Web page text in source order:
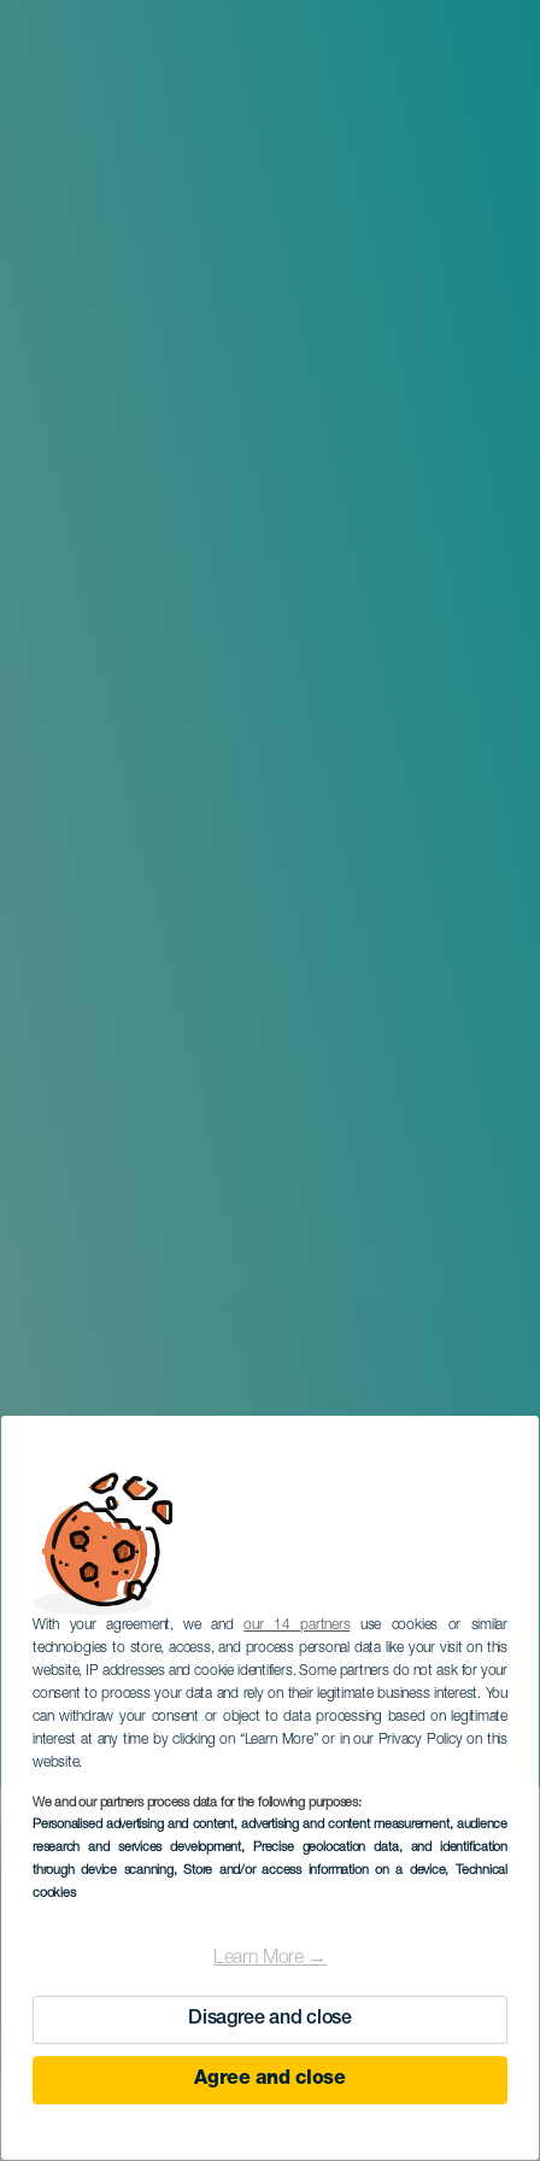
With your agreement, we andour 14 partnersuse cookies or similar
technologies to store, access, and process personal data like your visit on this
website, IP addresses and cookie identifiers. Some partners do not ask for your
consent to process your data and rely on their legitimate business interest. You
can withdraw your consent or object to data processing based on legitimate
interest at any time by clicking on “Learn More” or in our Privacy Policy on this
website.
We and our partners process data for the following purposes:
Personalised advertising and content, advertising and content measurement, audience
research and services development, Precise geolocation data, and identification
through device scanning, Store and/or access information on a device, Technical
cookies
Learn More →
Disagree and close
Agree and close
Legua San Benito Abad
TENERIFE
Imagen
Listado